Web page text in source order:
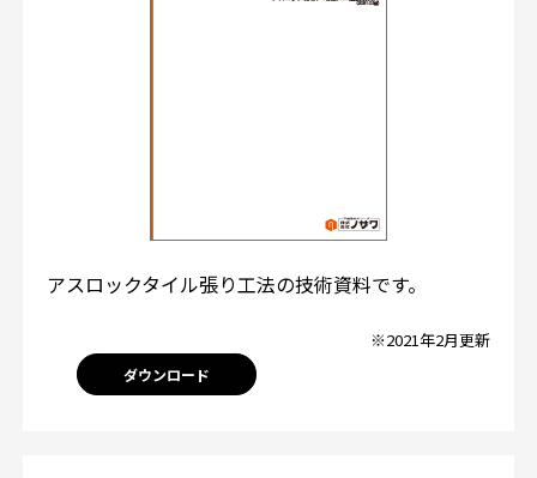
アスロックタイル張り工法の技術資料です。
※2021年2月更新
ダウンロード